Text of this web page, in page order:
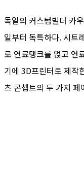
독일의 커스텀빌더 카
일부터 독특하다. 시트
로 연료탱크를 얹고 연
기에 3D프린터로 제작
츠 콘셉트의 두 가지